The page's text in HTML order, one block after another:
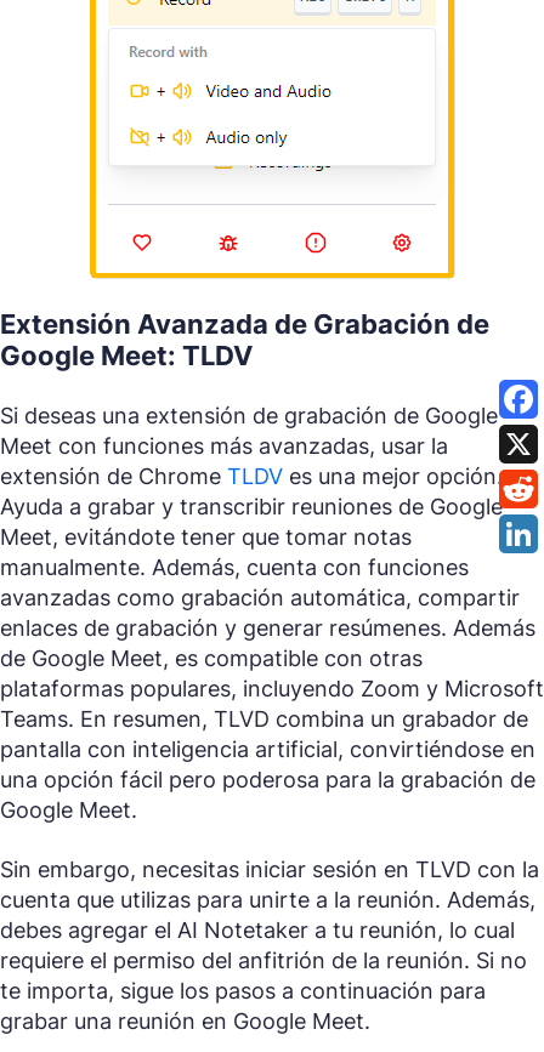
Extensión Avanzada de Grabación de
Google Meet: TLDV
Si deseas una extensión de grabación de Google
Meet con funciones más avanzadas, usar la
extensión de Chrome TLDV es una mejor opción.
Ayuda a grabar y transcribir reuniones de Google
Meet, evitándote tener que tomar notas
manualmente. Además, cuenta con funciones
avanzadas como grabación automática, compartir
enlaces de grabación y generar resúmenes. Además
de Google Meet, es compatible con otras
plataformas populares, incluyendo Zoom y Microsoft
Teams. En resumen, TLVD combina un grabador de
pantalla con inteligencia artificial, convirtiéndose en
una opción fácil pero poderosa para la grabación de
Google Meet.
Sin embargo, necesitas iniciar sesión en TLVD con la
cuenta que utilizas para unirte a la reunión. Además,
debes agregar el AI Notetaker a tu reunión, lo cual
requiere el permiso del anfitrión de la reunión. Si no
te importa, sigue los pasos a continuación para
grabar una reunión en Google Meet.